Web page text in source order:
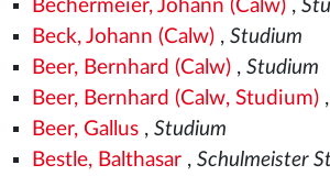
Bechermeier, Johann (Calw),
Beck, Johann (Calw), Studium
Beer, Bernhard (Calw), Studium
Beer, Bernhard (Calw, Studium),
Beer, Gallus, Studium
Bestle, Balthasar, Schulmeister